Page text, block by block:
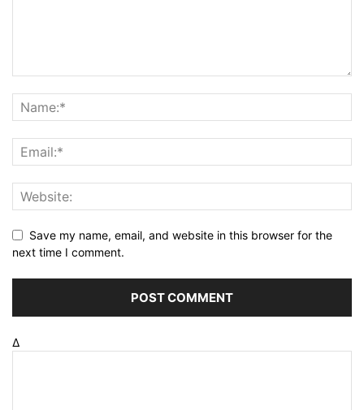
Save my name, email, and website in this browser for the
next time I comment.
Δ